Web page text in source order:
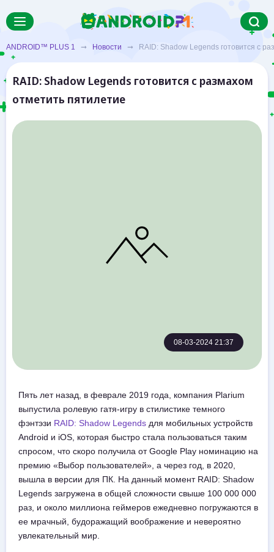
ANDROID™ PLUS 1 ➞ Новости ➞ RAID: Shadow Legends готовится с
RAID: Shadow Legends готовится с размахом
отметить пятилетие
08-03-2024 21:37
Пять лет назад, в феврале 2019 года, компания Plarium
выпустила ролевую гатя-игру в стилистике темного
фэнтэзи RAID: Shadow Legends для мобильных устройств
Android и iOS, которая быстро стала пользоваться таким
спросом, что скоро получила от Google Play номинацию на
премию «Выбор пользователей», а через год, в 2020,
вышла в версии для ПК. На данный момент RAID: Shadow
Legends загружена в общей сложности свыше 100 000 000
раз, и около миллиона геймеров ежедневно погружаются в
ее мрачный, будоражащий воображение и невероятно
увлекательный мир.